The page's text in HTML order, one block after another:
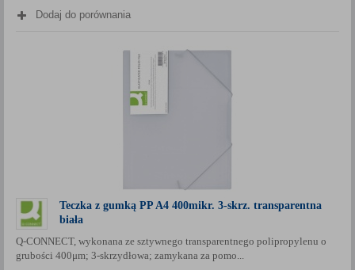
Dodaj do porównania
Teczka z gumką PP A4 400mikr. 3-skrz. transparentna
biała
Q-CONNECT, wykonana ze sztywnego transparentnego polipropylenu o
grubości 400μm; 3-skrzydłowa; zamykana za pomo...